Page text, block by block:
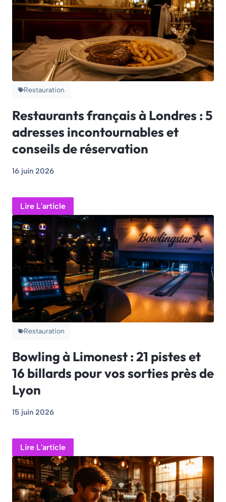
Restauration
Restaurants français à Londres : 5
adresses incontournables et
conseils de réservation
16 juin 2026
Lire L'article
Restauration
Bowling à Limonest : 21 pistes et
16 billards pour vos sorties près de
Lyon
15 juin 2026
Lire L'article